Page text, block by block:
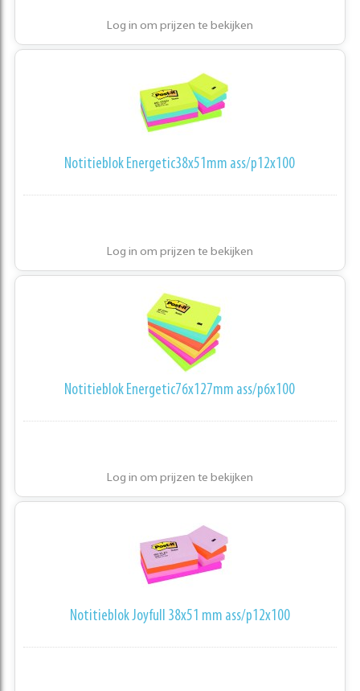
Log in om prijzen te bekijken
Notitieblok Energetic38x51mm ass/p12x100
Log in om prijzen te bekijken
Notitieblok Energetic76x127mm ass/p6x100
Log in om prijzen te bekijken
Notitieblok Joyfull 38x51 mm ass/p12x100